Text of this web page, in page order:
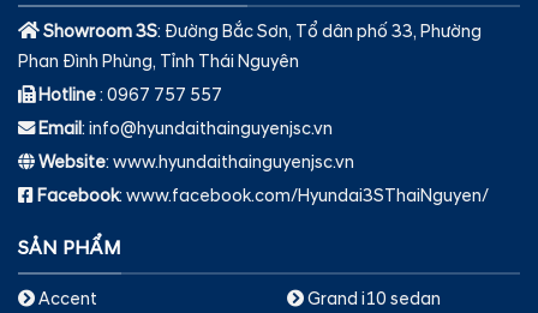
Showroom 3S: Đường Bắc Sơn, Tổ dân phố 33, Phường
Phan Đình Phùng, Tỉnh Thái Nguyên
Hotline: 0967 757 557
Email: info@hyundaithainguyenjsc.vn
Website: www.hyundaithainguyenjsc.vn
Facebook: www.facebook.com/Hyundai3SThaiNguyen/
SẢN PHẨM
Accent
Grand i10 sedan